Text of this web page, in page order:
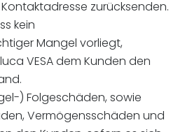
zurücksenden.
kein
Mangel vorliegt,
VESA dem Kunden den
) Folgeschäden, sowie
Vermögensschäden und